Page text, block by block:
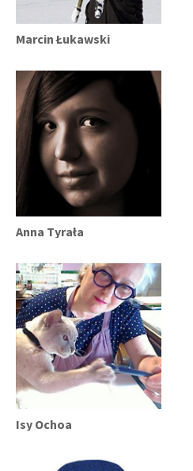
Marcin Łukawski
Anna Tyrała
Isy Ochoa